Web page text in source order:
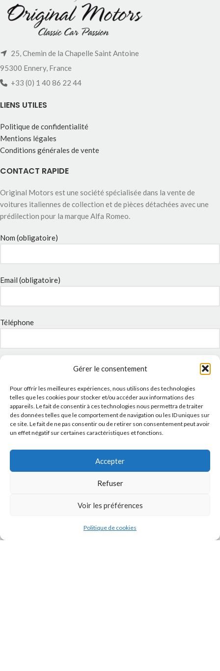
Gérer le consentement
Pour offrir les meilleures expériences, nous utilisons des technologies
telles que les cookies pour stocker et/ou accéder aux informations des
appareils. Le fait de consentir à ces technologies nous permettra de traiter
des données telles que le comportement de navigation ou les ID uniques sur
ce site. Le fait de ne pas consentir ou de retirer son consentement peut avoir
un effet négatif sur certaines caractéristiques et fonctions.
Accepter
Refuser
Voir les préférences
Politique de cookies
25, Chemin de la Chapelle Saint Antoine
95300 Ennery, France
+33 (0) 1 40 86 22 44
LIENS UTILES
Politique de confidentialité
Mentions légales
Conditions générales de vente
CONTACT RAPIDE
Original Motors est une société spécialisée dans la vente de
voitures italiennes de collection et de pièces détachées avec une
prédilection pour la marque Alfa Romeo.
Nom (obligatoire)
Email (obligatoire)
Téléphone
Message